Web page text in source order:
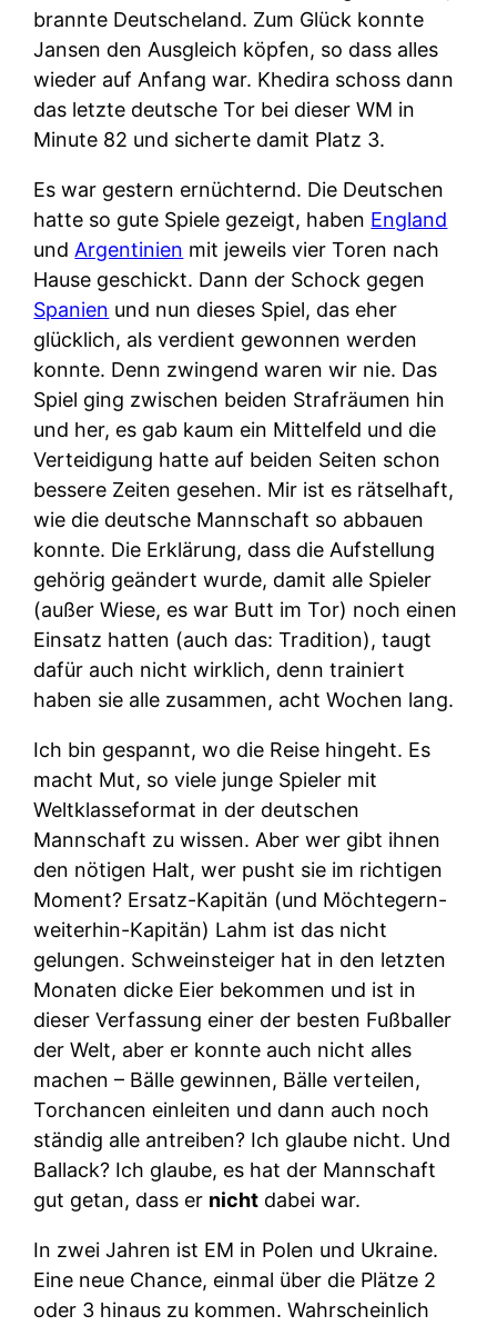
brannte Deutscheland. Zum Glück konnte
Jansen den Ausgleich köpfen, so dass alles
wieder auf Anfang war. Khedira schoss dann
das letzte deutsche Tor bei dieser WM in
Minute 82 und sicherte damit Platz 3.
Es war gestern ernüchternd. Die Deutschen
hatte so gute Spiele gezeigt, haben England
und Argentinien mit jeweils vier Toren nach
Hause geschickt. Dann der Schock gegen
Spanien und nun dieses Spiel, das eher
glücklich, als verdient gewonnen werden
konnte. Denn zwingend waren wir nie. Das
Spiel ging zwischen beiden Strafräumen hin
und her, es gab kaum ein Mittelfeld und die
Verteidigung hatte auf beiden Seiten schon
bessere Zeiten gesehen. Mir ist es rätselhaft,
wie die deutsche Mannschaft so abbauen
konnte. Die Erklärung, dass die Aufstellung
gehörig geändert wurde, damit alle Spieler
(außer Wiese, es war Butt im Tor) noch einen
Einsatz hatten (auch das: Tradition), taugt
dafür auch nicht wirklich, denn trainiert
haben sie alle zusammen, acht Wochen lang.
Ich bin gespannt, wo die Reise hingeht. Es
macht Mut, so viele junge Spieler mit
Weltklasseformat in der deutschen
Mannschaft zu wissen. Aber wer gibt ihnen
den nötigen Halt, wer pusht sie im richtigen
Moment? Ersatz-Kapitän (und Möchtegern-
weiterhin-Kapitän) Lahm ist das nicht
gelungen. Schweinsteiger hat in den letzten
Monaten dicke Eier bekommen und ist in
dieser Verfassung einer der besten Fußballer
der Welt, aber er konnte auch nicht alles
machen – Bälle gewinnen, Bälle verteilen,
Torchancen einleiten und dann auch noch
ständig alle antreiben? Ich glaube nicht. Und
Ballack? Ich glaube, es hat der Mannschaft
gut getan, dass er nicht dabei war.
In zwei Jahren ist EM in Polen und Ukraine.
Eine neue Chance, einmal über die Plätze 2
oder 3 hinaus zu kommen. Wahrscheinlich